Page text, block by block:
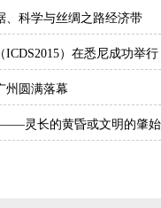
科学与丝绸之路经济带
）在悉尼成功举行
州圆满落幕
——灵长的黄昏或文明的肇